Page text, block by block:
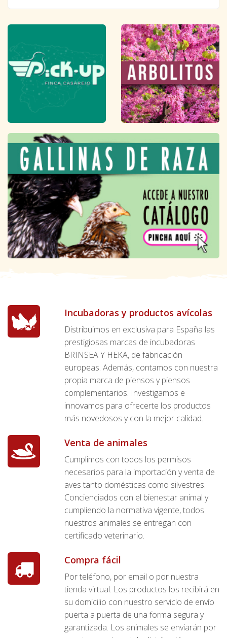
Incubadoras y productos avícolas
Distribuimos en exclusiva para España las
prestigiosas marcas de incubadoras
BRINSEA Y HEKA, de fabricación
europeas. Además, contamos con nuestra
propia marca de piensos y piensos
complementarios. Investigamos e
innovamos para ofrecerte los productos
más novedosos y con la mejor calidad.
Venta de animales
Cumplimos con todos los permisos
necesarios para la importación y venta de
aves tanto domésticas como silvestres.
Concienciados con el bienestar animal y
cumpliendo la normativa vigente, todos
nuestros animales se entregan con
certificado veterinario.
Compra fácil
Por teléfono, por email o por nuestra
tienda virtual. Los productos los recibirá en
su domicilio con nuestro servicio de envío
puerta a puerta de una forma segura y
garantizada. Los animales se enviarán por